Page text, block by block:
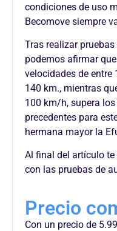
condiciones de uso
Becomove siempre
Tras realizar
podemos afirmar
velocidades de
140 km., mientras
100 km/h, supera
precedentes para
hermana mayor la
Al final del artículo
con las pruebas de
Precio
Con un precio de